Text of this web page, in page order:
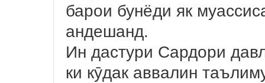
барои бунёди як
андешанд.
Ин дастури Сардори
ки кӯдак аввалин